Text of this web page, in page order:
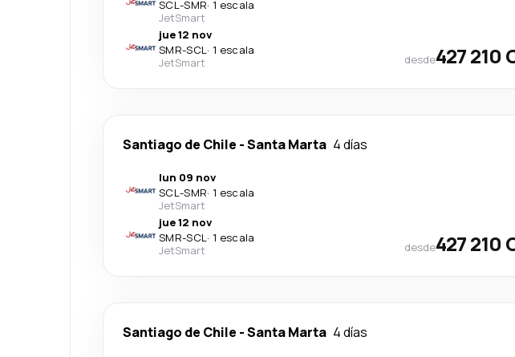
SCL-SMR· 1 escala
JetSmart
jue 12 nov
SMR-SCL· 1 escala
JetSmart
desde427 210
Santiago de Chile -Santa Marta 4 días
lun 09 nov
SCL-SMR· 1 escala
JetSmart
jue 12 nov
SMR-SCL· 1 escala
JetSmart
desde427 210
Santiago de Chile -Santa Marta 4 días